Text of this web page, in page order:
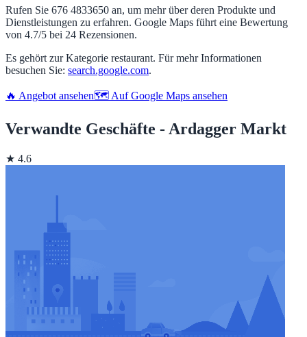
Rufen Sie 676 4833650 an, um mehr über deren Produkte und
Dienstleistungen zu erfahren. Google Maps führt eine Bewertung
von 4.7/5 bei 24 Rezensionen.
Es gehört zur Kategorie restaurant. Für mehr Informationen
besuchen Sie: search.google.com.
🔥 Angebot ansehen🗺️ Auf Google Maps ansehen
Verwandte Geschäfte - Ardagger Markt
★ 4.6